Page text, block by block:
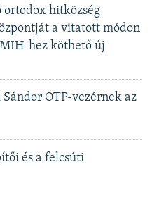
ortodox hitközség
a vitatott módon
hez köthető új
Sándor OTP-vezérnek az
és a felcsúti